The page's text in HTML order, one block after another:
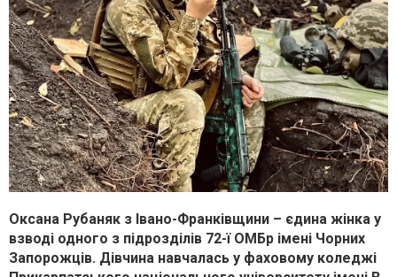
Оксана Рубаняк з Івано-Франківщини – єдина жінка у
взводі одного з підрозділів 72-ї ОМБр імені Чорних
Запорожців. Дівчина навчалась у фаховому коледжі